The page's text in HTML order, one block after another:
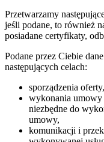
Przetwarzamy
jeśli podane, to również
posiadane certyfikaty,
Podane przez Ciebie
następujących celach:
sporządzenia oferty,
wykonania umowy
niezbędne do
umowy,
komunikacji i